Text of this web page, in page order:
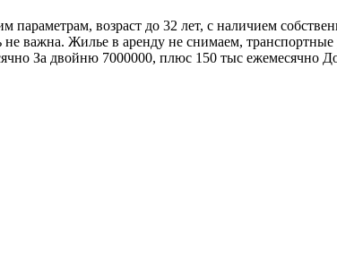
возраст до 32 лет, с наличием
важна. Жилье в аренду не снимаем,
За двойню 7000000, плюс 150 тыс ежемесячно